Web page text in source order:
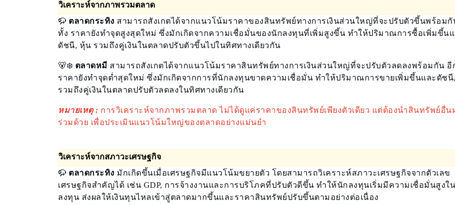
วิเคราะห์จากภาพรวมตลาด
🦬 ตลาดกระทิง สามารถสังเกตได้จากแนวโน้มราคาของสินทรัพย์ทางการเงินส่วนใหญ่ที่จะปรับตัวขึ้นพร้อมกั
ทั้ง ราคายังทำจุดสูงสุดใหม่ ซึ่งมักเกิดจากความเชื่อมั่นของนักลงทุนที่เพิ่มสูงขึ้น ทำให้ปริมาณการซื้อเพิ่มขึ้นแ
ดัชนี, หุ้น รวมถึงคู่เงินในตลาดปรับตัวขึ้นไปในทิศทางเดียวกัน
🐻‍❄️ ตลาดหมี สามารถสังเกตได้จากแนวโน้มราคาสินทรัพย์ทางการเงินส่วนใหญ่ที่จะปรับตัวลดลงพร้อมกัน อี
ราคายังทำจุดต่ำสุดใหม่ ซึ่งมักเกิดจากการที่นักลงทุนขาดความเชื่อมั่น ทำให้ปริมาณการขายเพิ่มขึ้นและดัช
รวมถึงคู่เงินในตลาดปรับตัวลดลงในทิศทางเดียวกัน
หมายเหตุ : การวิเคราะห์จากภาพรวมตลาด ไม่ได้ดูแค่ราคาของสินทรัพย์เพียงตัวเดียว แต่ต้องนำสินทรัพย์อื่น
ร่วมด้วย เพื่อประเมินแนวโน้มใหญ่ของตลาดอย่างแม่นยำ
วิเคราะห์จากสภาวะเศรษฐกิจ
🦬 ตลาดกระทิง มักเกิดขึ้นเมื่อเศรษฐกิจมีแนวโน้มขยายตัว โดยสามารถวิเคราะห์สภาวะเศรษฐกิจจากตัวเลข
เศรษฐกิจสำคัญได้ เช่น GDP, การจ้างงานและการบริโภคที่ปรับตัวดีขึ้น ทำให้นักลงทุนเริ่มมีความเชื่อมั่นสูงใ
ลงทุน ส่งผลให้เงินทุนไหลเข้าสู่ตลาดมากขึ้นและราคาสินทรัพย์ปรับขึ้นตามอย่างต่อเนื่อง